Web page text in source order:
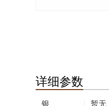
详细参数
银 暂无